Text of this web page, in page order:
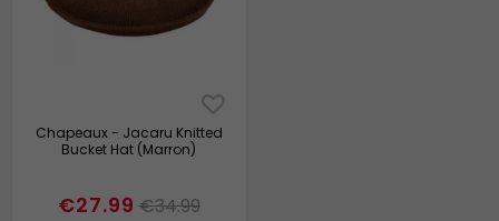
Chapeaux - Jacaru Knitted
Bucket Hat (Marron)
€27.99 €34.99